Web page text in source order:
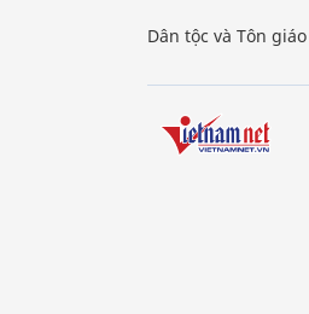
Dân tộc và Tôn giáo